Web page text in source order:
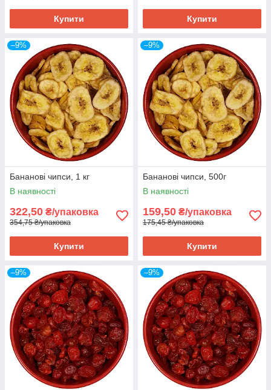
Купити Купити
–9%
Бананові чипси, 1 кг
В наявності
322,50 ₴/упаковка
354,75 ₴/упаковка
Купити
–9%
Бананові чипси, 500г
В наявності
159,50 ₴/упаковка
175,45 ₴/упаковка
Купити
–9% –9%